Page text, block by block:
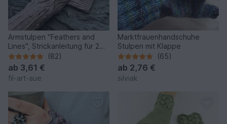
Armstulpen "Feathers and
Lines", Strickanleitung für 2
Größen
(82)
ab 3,61 €
fil-art-aue
Marktfrauenhandschuhe
Stulpen mit Klappe
(65)
ab 2,76 €
silviak